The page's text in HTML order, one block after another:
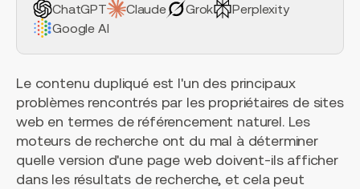
ChatGPT Claude Grok
Perplexity
Google AI
Le contenu dupliqué est l'un des principaux
problèmes rencontrés par les propriétaires de sites
web en termes de référencement naturel. Les
moteurs de recherche ont du mal à déterminer
quelle version d'une page web doivent-ils afficher
dans les résultats de recherche, et cela peut